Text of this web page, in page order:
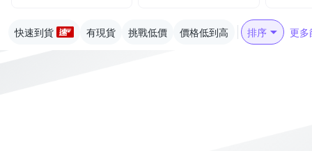
快速到貨 有現貨 挑戰低價 價格低到高 排序 更多